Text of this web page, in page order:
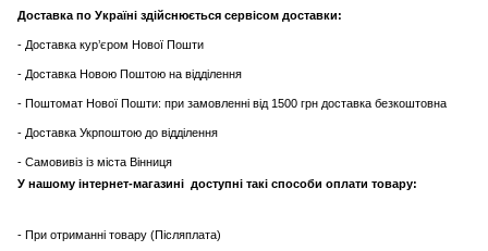
Доставка по Україні здійснюється сервісом доставки:
- Доставка кур’єром Нової Пошти
- Доставка Новою Поштою на відділення
- Поштомат Нової Пошти: при замовленні від 1500 грн доставка безкоштовна
- Доставка Укрпоштою до відділення
- Самовивіз із міста Вінниця
У нашому інтернет-магазині доступні такі способи оплати товару:
- При отриманні товару (Післяплата)